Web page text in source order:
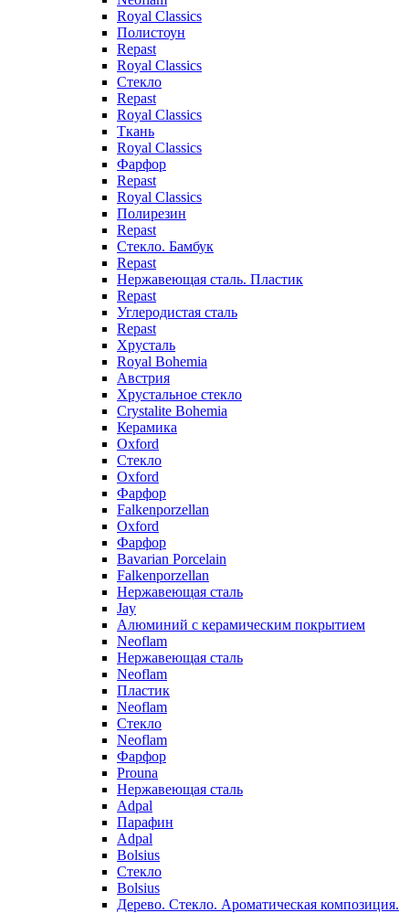
Royal Classics
Полистоун
Repast
Royal Classics
Стекло
Repast
Royal Classics
Ткань
Royal Classics
Фарфор
Repast
Royal Classics
Полирезин
Repast
Стекло. Бамбук
Repast
Нержавеющая сталь. Пластик
Repast
Углеродистая сталь
Repast
Хрусталь
Royal Bohemia
Австрия
Хрустальное стекло
Crystalite Bohemia
Керамика
Oxford
Стекло
Oxford
Фарфор
Falkenporzellan
Oxford
Фарфор
Bavarian Porcelain
Falkenporzellan
Нержавеющая сталь
Jay
Алюминий с керамическим покрытием
Neoflam
Нержавеющая сталь
Neoflam
Пластик
Neoflam
Стекло
Neoflam
Фарфор
Prouna
Нержавеющая сталь
Adpal
Парафин
Adpal
Bolsius
Стекло
Bolsius
Дерево. Стекло. Ароматическая композиция.